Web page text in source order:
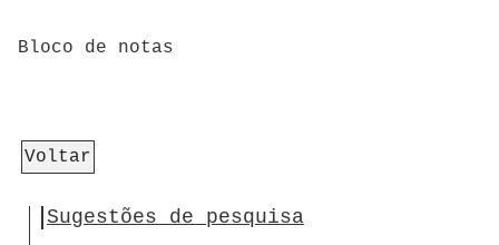
Bloco de notas
Voltar
Sugestões de pesquisa